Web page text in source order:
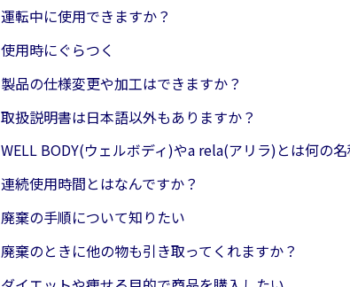
運転中に使用できますか？
使用時にぐらつく
製品の仕様変更や加工はできますか？
取扱説明書は日本語以外もありますか？
WELL BODY(ウェルボディ)やa rela(アリラ)とは何の
連続使用時間とはなんですか？
廃棄の手順について知りたい
廃棄のときに他の物も引き取ってくれますか？